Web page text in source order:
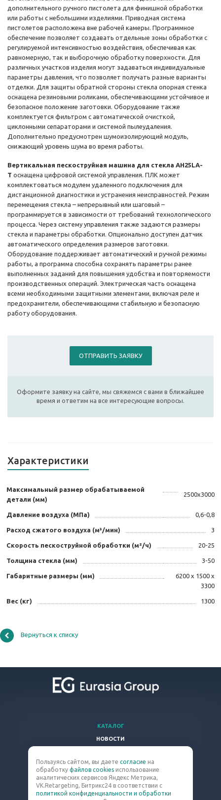
дополнительного ручного пистолета для финишной обработки
или работы с небольшими изделиями. Приводная система
пистолетов расположена вне рабочей камеры. Программное
обеспечение позволяет создавать отдельные зоны обработки с
регулируемой интенсивностью воздействия, обеспечивая как
равномерную, так и выборочную обработку поверхности. Для
различных участков изделия могут задаваться индивидуальные
параметры давления, что позволяет получать разные варианты
отделки. Для защиты обратной стороны стекла опорная стенка
оснащена резиновыми роликами, обеспечивающими устойчивое и
безопасное положение заготовки. Оборудование также
комплектуется фильтром с автоматической очисткой,
циклонными сепараторами и системой пылеудаления.
Дополнительно предусмотрен шумоизолирующий модуль,
снижающий уровень шума во время работы.
Вертикальная пескоструйная машина для стекла AH25LA-
T оснащена цифровой системой управления. ПЛК может
комплектоваться модулем удаленного подключения для
дистанционной диагностики и устранения неисправностей. Режим
перемещения стекла – непрерывный или шаговый –
программируется в зависимости от требований технологического
процесса. Через систему управления также задаются размеры
стекла и параметры обработки. Опционально доступен датчик
автоматического определения размеров заготовки.
Оборудование поддерживает автоматический и ручной режимы
работы, а программа способна сохранять параметры ранее
выполненных заданий для повышения удобства и повторяемости
производственных операций. Электрическая часть оснащена
всеми необходимыми защитными элементами, включая реле и
предохранители, обеспечивающими стабильную и безопасную
работу оборудования.
ОТПРАВИТЬ ЗАЯВКУ
Оформите заявку на сайте, мы свяжемся с вами в ближайшее
время и ответим на все интересующие вопросы.
Характеристики
Максимальный размер обрабатываемой
детали (мм)
2500x3000
Давление воздуха (МПа) 0,6-0,8
Расход сжатого воздуха (м³/мин) 3
Скорость пескоструйной обработки (м²/ч) 20-25
Толщина стекла (мм) 3-50
Габаритные размеры (мм)
6200 x 1500 x
3300
Вес (кг) 1300
Вернуться к списку
КАТАЛОГ
НОВОСТИ
КОМПАНИЯ
КОНТАКТЫ
8 (800) 301-63-60
Пользуясь сайтом, вы даете согласие на
обработку файлов cookies использование
аналитических сервисов Яндекс Метрика,
VK.Retargeting, Битрикс24 в соответствии с
политикой конфиденциальности и обработки